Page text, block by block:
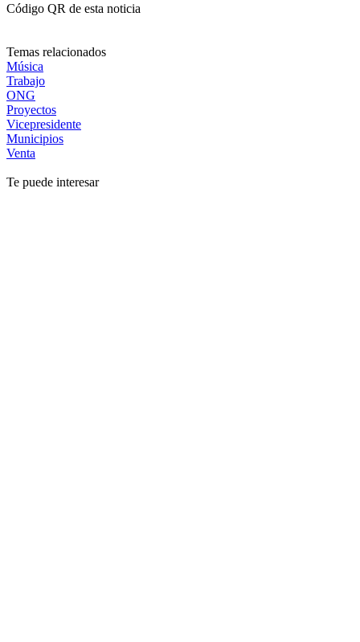
Código QR de esta noticia
Temas relacionados
Música
Trabajo
ONG
Proyectos
Vicepresidente
Municipios
Venta
Te puede interesar